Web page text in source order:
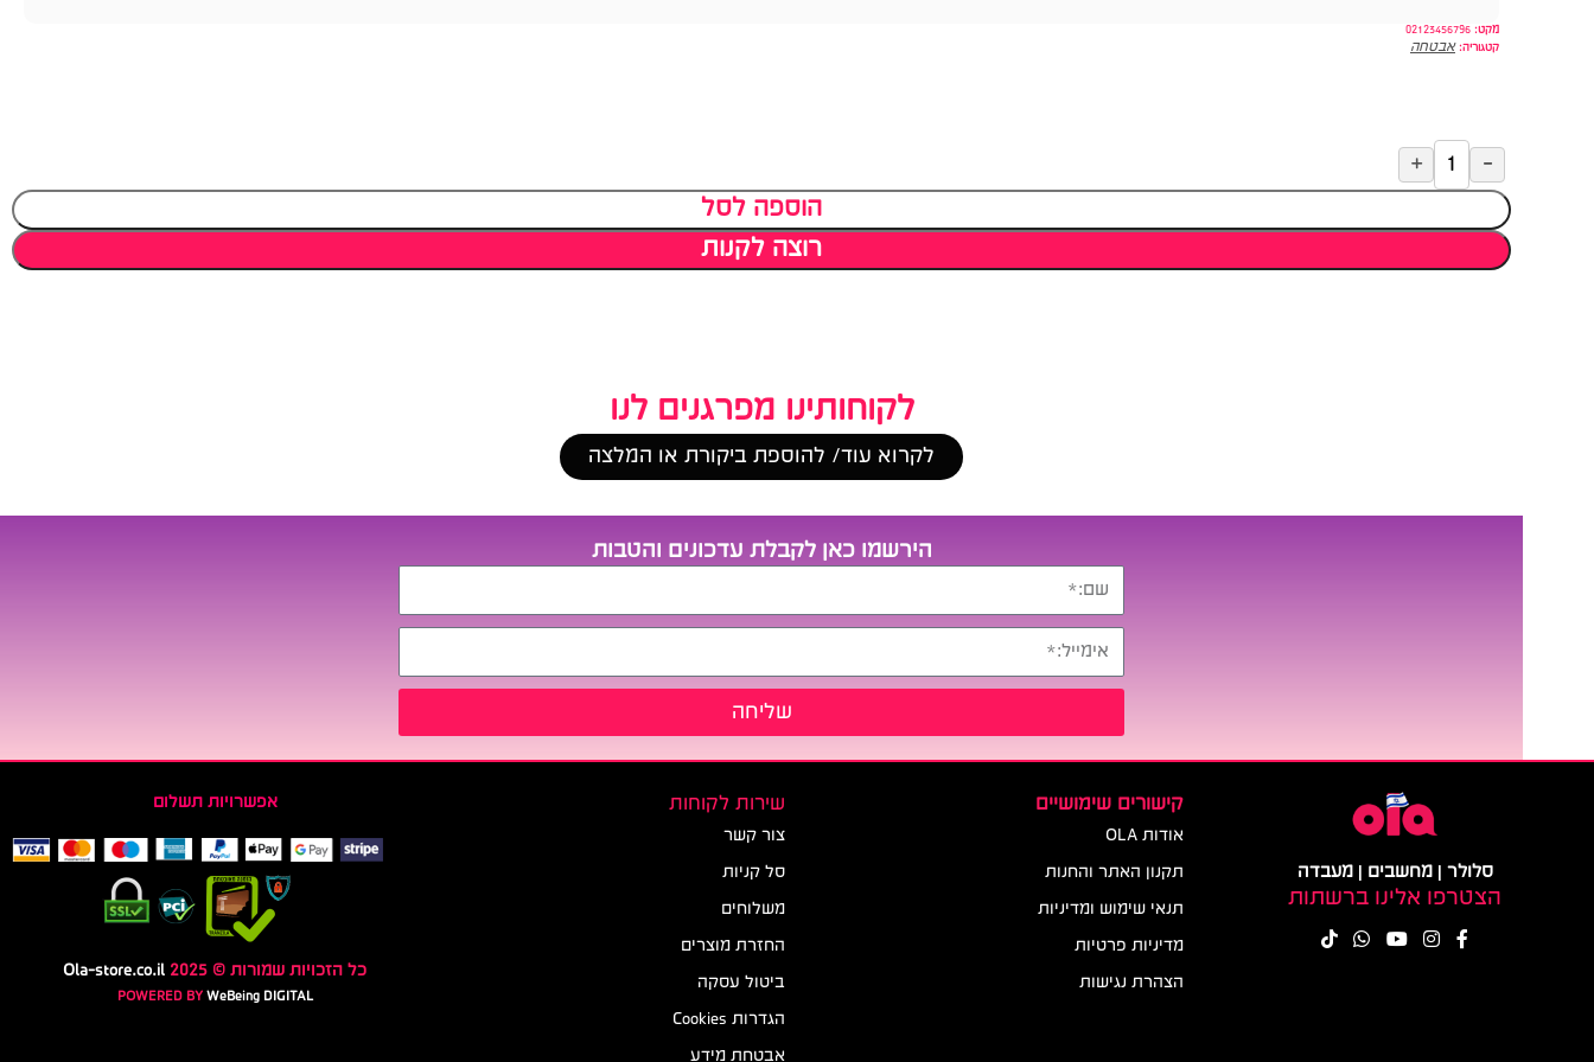
מקט: 02123456796
קטגוריה: אבטחה
הוספה לסל
רוצה לקנות
לקוחותינו מפרגנים לנו
לקרוא עוד/ להוספת ביקורת או המלצה
הירשמו כאן לקבלת עדכונים והטבות
שליחה
סלולר | מחשבים | מעבדה
הצטרפו אלינו ברשתות
קישורים שימושיים
אודות OLA
תקנון האתר והחנות
תנאי שימוש ומדיניות
מדיניות פרטיות
הצהרת נגישות
שירות לקוחות
צור קשר
סל קניות
משלוחים
החזרת מוצרים
ביטול עסקה
הגדרות Cookies
אבטחת מידע
אפשרויות תשלום
כל הזכויות שמורות © 2025 Ola-store.co.il
POWERED BY WeBeing DIGITAL